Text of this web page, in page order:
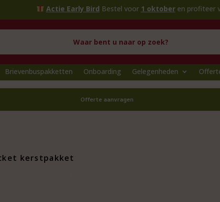
Actie Early BirdBestel voor1 oktoberen profiteer van extra
Brievenbuspakketten Onboarding Gelegenheden
Offerte aanvragen
kerstpakket